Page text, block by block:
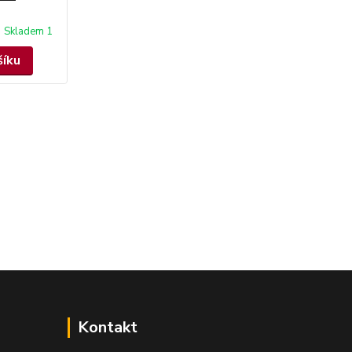
Skladem 1
Kontakt